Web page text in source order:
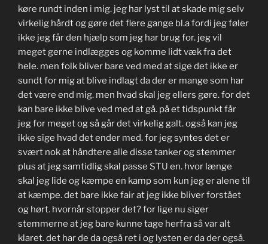
køre rundt inden i mig. jeg har lyst til at skade mig selv
virkelig hårdt og gøre det flere gange bl.a fordi jeg føler
ikke jeg får den hjælp som jeg har brug for. jeg vil
meget gerne indlægges og komme lidt væk fra det
hele. men folk bliver bare ved med at sige det ikke er
sundt for mig at blive indlagt da der er mange som har
det være end mig. men hvad skal jeg ellers gøre. for det
kan bare ikke blive ved med at gå. på et tidspunkt får
jeg for meget og så går det virkelig galt. også kan jeg
ikke sige hvad det ender med. for jeg syntes det er
svært nok at håndtere alle disse tanker og stemmer
plus at jeg samtidlig skal passe STU en. hvor længe
skal jeg lide og kæmpe en kamp som kun jeg er alene til
at kæmpe. det bare ikke fair at jeg ikke bliver forstået
og hørt. hvornår stopper det? for lige nu siger
stemmerne at jeg bare kunne tage herfra så var alt
klaret. det har de da også ret i og lysten er da der også.